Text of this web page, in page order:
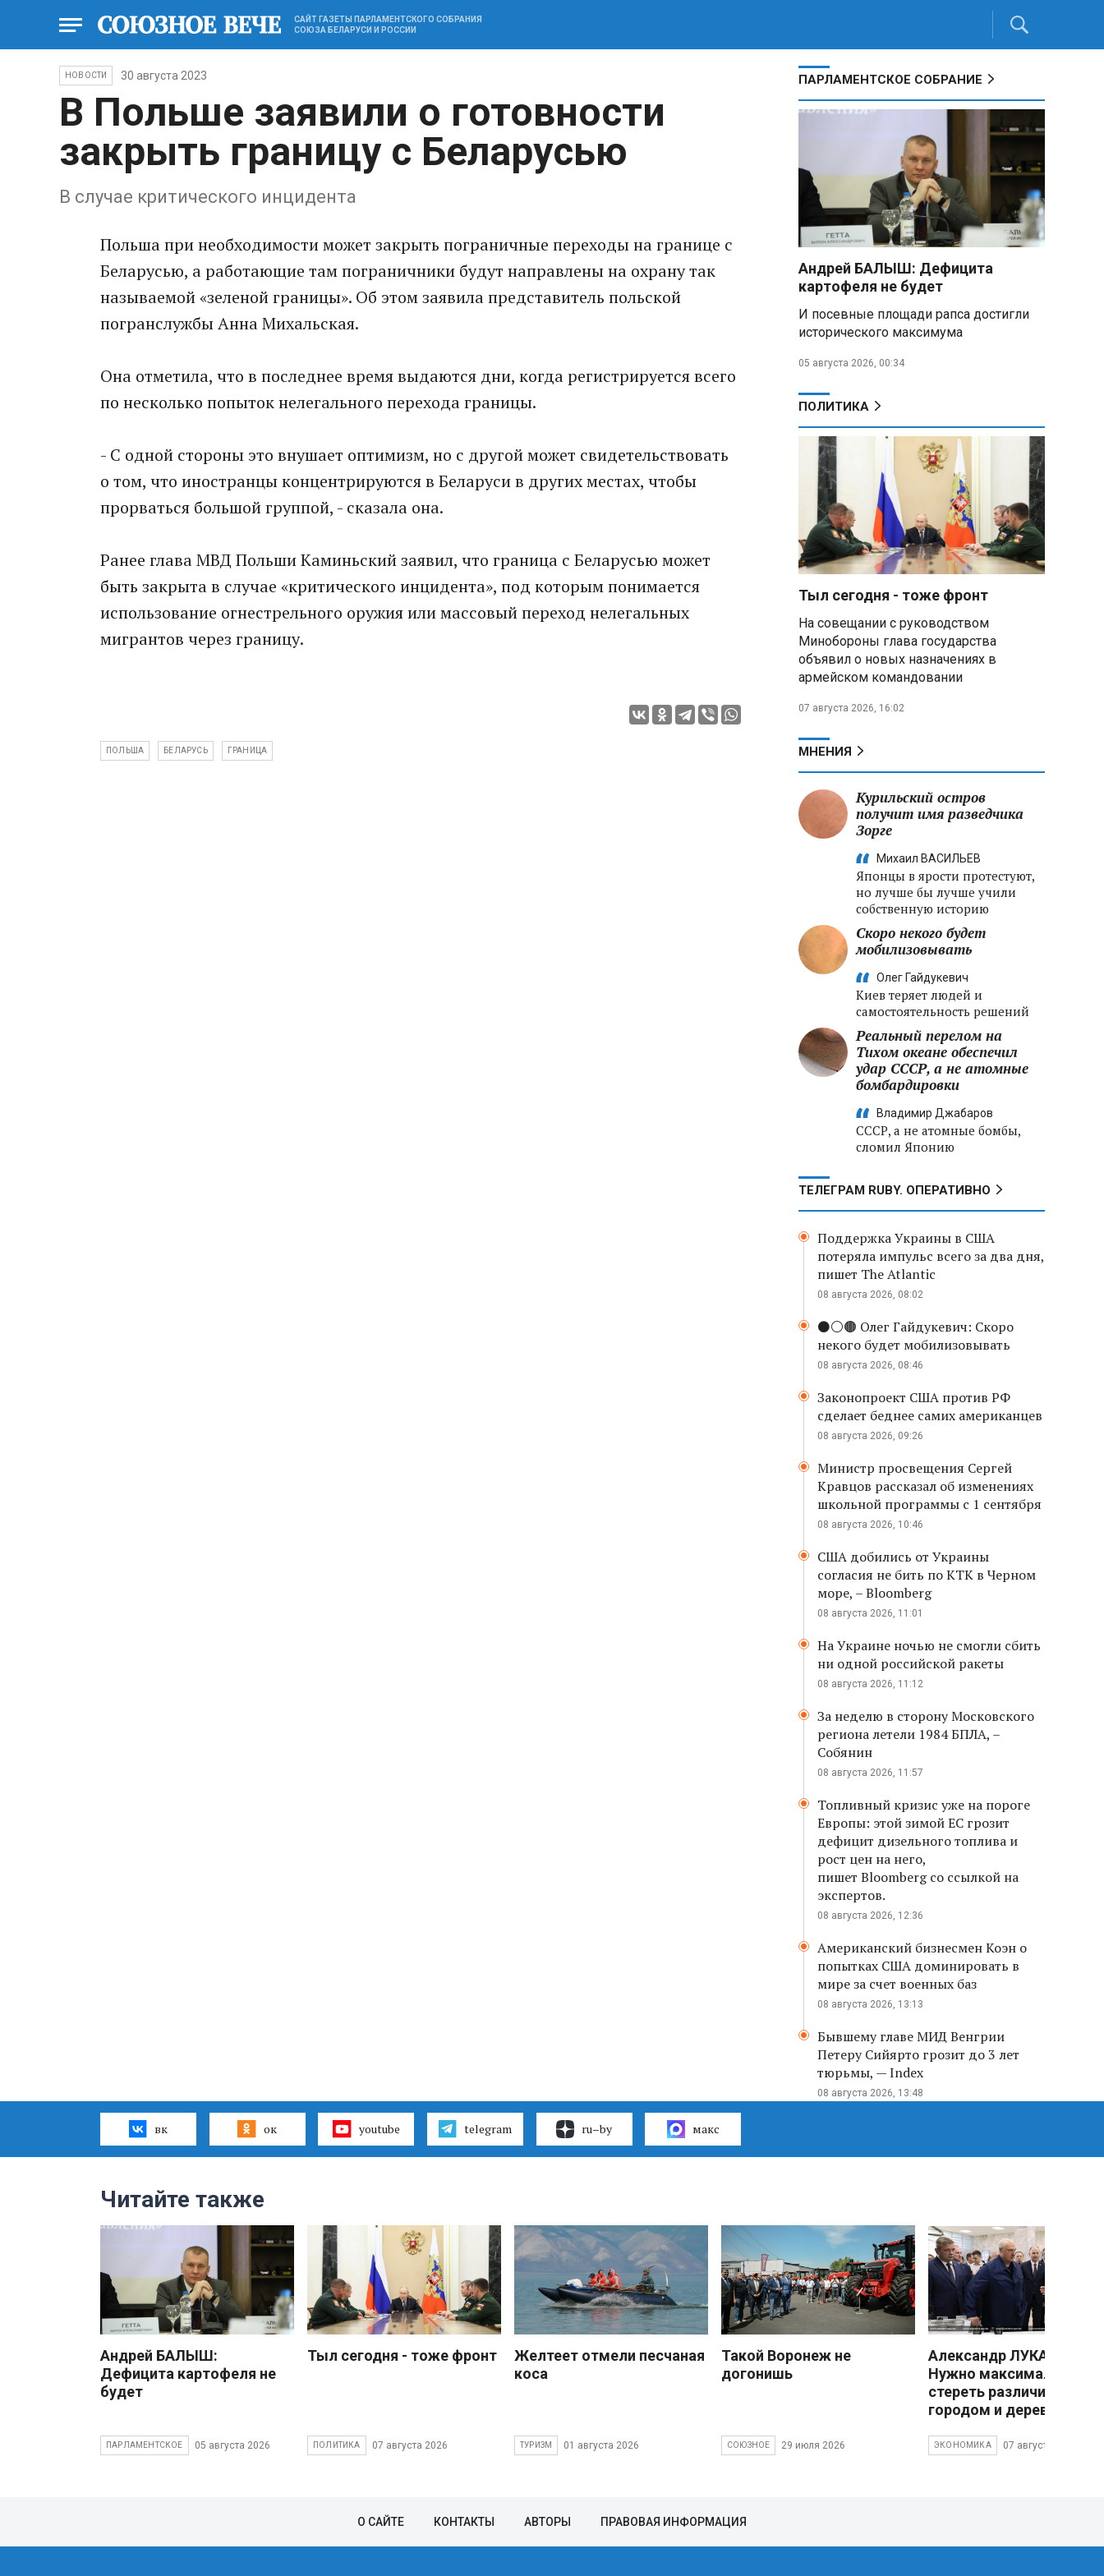
САЙТ ГАЗЕТЫ ПАРЛАМЕНТСКОГО СОБРАНИЯ
СОЮЗА БЕЛАРУСИ И РОССИИ
НОВОСТИ 30 августа 2023
В Польше заявили о готовности
закрыть границу с Беларусью
В случае критического инцидента
Польша при необходимости может закрыть пограничные переходы на границе с
Беларусью, а работающие там пограничники будут направлены на охрану так
называемой «зеленой границы». Об этом заявила представитель польской
погранслужбы Анна Михальская.
Она отметила, что в последнее время выдаются дни, когда регистрируется всего
по несколько попыток нелегального перехода границы.
- С одной стороны это внушает оптимизм, но с другой может свидетельствовать
о том, что иностранцы концентрируются в Беларуси в других местах, чтобы
прорваться большой группой, - сказала она.
Ранее глава МВД Польши Каминьский заявил, что граница с Беларусью может
быть закрыта в случае «критического инцидента», под которым понимается
использование огнестрельного оружия или массовый переход нелегальных
мигрантов через границу.
ПОЛЬША БЕЛАРУСЬ ГРАНИЦА
ПАРЛАМЕНТСКОЕ СОБРАНИЕ
Андрей БАЛЫШ: Дефицита
картофеля не будет
И посевные площади рапса достигли
исторического максимума
05 августа 2026, 00:34
ПОЛИТИКА
Тыл сегодня - тоже фронт
На совещании с руководством
Минобороны глава государства
объявил о новых назначениях в
армейском командовании
07 августа 2026, 16:02
МНЕНИЯ
Курильский остров
получит имя разведчика
Зорге
Михаил ВАСИЛЬЕВ
Японцы в ярости протестуют,
но лучше бы лучше учили
собственную историю
Скоро некого будет
мобилизовывать
Олег Гайдукевич
Киев теряет людей и
самостоятельность решений
Реальный перелом на
Тихом океане обеспечил
удар СССР, а не атомные
бомбардировки
Владимир Джабаров
СССР, а не атомные бомбы,
сломил Японию
ТЕЛЕГРАМ RUBY. ОПЕРАТИВНО
Поддержка Украины в США
потеряла импульс всего за два дня,
пишет The Atlantic
08 августа 2026, 08:02
⚫️⚪️🟤 Олег Гайдукевич: Скоро
некого будет мобилизовывать
08 августа 2026, 08:46
Законопроект США против РФ
сделает беднее самих американцев
08 августа 2026, 09:26
Министр просвещения Сергей
Кравцов рассказал об изменениях
школьной программы с 1 сентября
08 августа 2026, 10:46
США добились от Украины
согласия не бить по КТК в Черном
море, – Bloomberg
08 августа 2026, 11:01
На Украине ночью не смогли сбить
ни одной российской ракеты
08 августа 2026, 11:12
За неделю в сторону Московского
региона летели 1984 БПЛА, –
Собянин
08 августа 2026, 11:57
Топливный кризис уже на пороге
Европы: этой зимой ЕС грозит
дефицит дизельного топлива и
рост цен на него,
пишет Bloomberg со ссылкой на
экспертов.
08 августа 2026, 12:36
Американский бизнесмен Коэн о
попытках США доминировать в
мире за счет военных баз
08 августа 2026, 13:13
Бывшему главе МИД Венгрии
Петеру Сийярто грозит до 3 лет
тюрьмы, — Index
08 августа 2026, 13:48
вк ок youtube telegram ru–by макс
Читайте также
Андрей БАЛЫШ:
Дефицита картофеля не
будет
ПАРЛАМЕНТСКОЕ 05 августа 2026
Тыл сегодня - тоже фронт
ПОЛИТИКА 07 августа 2026
Желтеет отмели песчаная
коса
ТУРИЗМ 01 августа 2026
Такой Воронеж не
догонишь
СОЮЗНОЕ 29 июля 2026
Александр
Нужно максимально
стереть различия
городом и деревней
ЭКОНОМИКА 07 августа 2026
О САЙТЕ КОНТАКТЫ АВТОРЫ ПРАВОВАЯ ИНФОРМАЦИЯ